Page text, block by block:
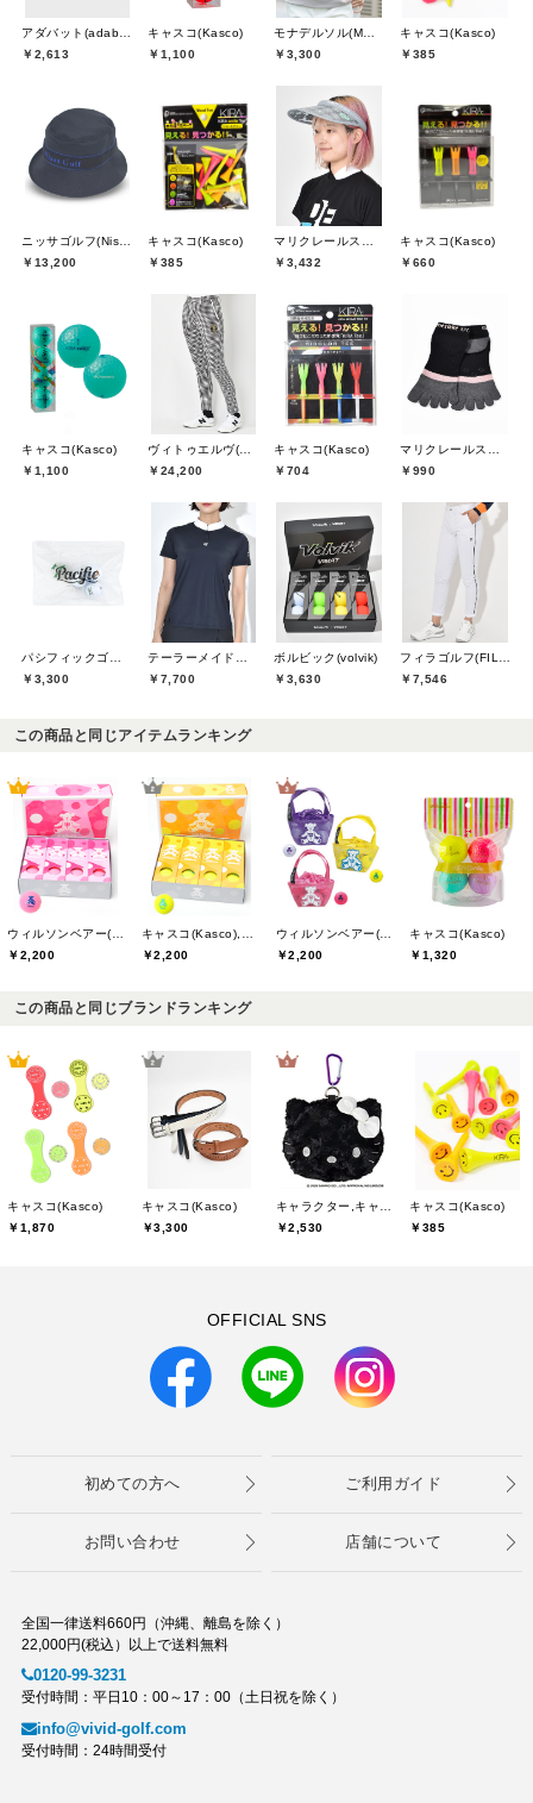
￥2,613
キャスコ(Kasco)
￥1,100
￥3,300
キャスコ(Kasco)
￥385
￥13,200
キャスコ(Kasco)
￥385
￥3,432
キャスコ(Kasco)
￥660
キャスコ(Kasco)
￥1,100
￥24,200
キャスコ(Kasco)
￥704
￥990
￥3,300
￥7,700
ボルビック(volvik)
￥3,630
￥7,546
この商品と同じアイテムランキング
￥2,200
￥2,200
￥2,200
キャスコ(Kasco)
￥1,320
この商品と同じブランドランキング
キャスコ(Kasco)
￥1,870
キャスコ(Kasco)
￥3,300
￥2,530
キャスコ(Kasco)
￥385
OFFICIAL SNS
初めての方へ ご利用ガイド
お問い合わせ 店舗について
全国一律送料660円（沖縄、離島を除く）
22,000円(税込）以上で送料無料
0120-99-3231
受付時間：平日10：00～17：00（土日祝を除く）
info@vivid-golf.com
受付時間：24時間受付